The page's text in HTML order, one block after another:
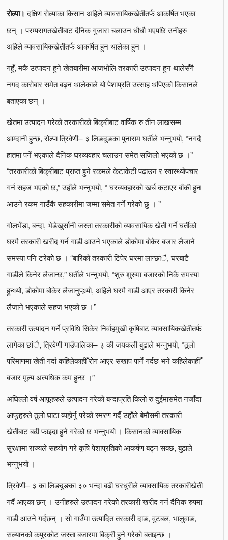
रोल्पा। दक्षिण रोल्पाका किसान अहिले व्यावसायिकखेतीतर्फ आकर्षित भएका
छन् । परम्परागतखेतीबाट दैनिक गुजारा चलाउन धौधौ भएपछि उनीहरु
अहिले व्यावसायिकखेतीतर्फ आकर्षित हुन थालेका हुन ।
गहुँ, मकै उत्पादन हुने खेतबारीमा आजभोलि तरकारी उत्पादन हुन थालेसँगै
नगद कारोबार समेत बढ्न थालेकाले यो पेशाप्रति उत्साह थपिएको किसानले
बताएका छन् ।
खेतमा उत्पादन गरेको तरकारीको बिक्रीबाट वार्षिक रु तीन लाखसम्म
आम्दानी हुन्छ, रोल्पा त्रिवेणी– ३ लिङदुङका पुनाराम घर्तीले भन्नुभयो, “नगदै
हातमा पर्ने भएकाले दैनिक घरव्यवहार चलाउन समेत सजिलो भएको छ ।”
“तरकारीको बिक्रीबाट प्राप्त हुने रकमले केटाकेटी पढाउन र स्वास्थ्योपचार
गर्न सहज भएको छ,” उहाँले भन्नुभयो, “ घरव्यवहारको खर्च कटाएर बाँकी हुन
आउने रकम गाउँकै सहकारीमा जम्मा समेत गर्ने गरेको छु । ”
गोलभेँडा, बन्दा, भेडेखुर्सानी जस्ता तरकारीको व्यावसायिक खेती गर्ने घर्तीको
घरमै तरकारी खरीद गर्न गाडी आउने भएकाले डोकोमा बोकेर बजार लैजाने
समस्या पनि टरेको छ । “बारिको तरकारी टिपेर घरमा लान्छांै, घरबाटै
गाडीले किनेर लैजान्छ,” घर्तीले भन्नुभयो, “शुरु शुरुमा बजारको निकै समस्या
हुन्थ्यो, डोकोमा बोकेर लैजानुपथ्र्यो, अहिले घरमै गाडी आएर तरकारी किनेर
लैजाने भएकाले सहज भएको छ ।”
तरकारी उत्पादन गर्ने प्रविधि सिकेर निर्वाहमुखी कृषिबाट व्यावसायिकखेतीतर्फ
लागेका छांै, त्रिवेणी गाउँपालिका– ३ की जयकली बुढाले भन्नुभयो, “ठूलो
परिमाणमा खेती गर्दा कहिलेकाहीँ रोग आएर सखाप पार्ने गर्दछ भने कहिलेकाहीँ
बजार मूल्य अत्यधिक कम हुन्छ ।”
अघिल्लो वर्ष आफूहरुले उत्पादन गरेको बन्दाप्रति किलो रु दुईमासमेत नजाँदा
आफूहरुले ठूलो घाटा व्यहोर्नु परेको स्मरण गर्दै उहाँले बेमौसमी तरकारी
खेतीबाट बढी फाइदा हुने गरेको छ भन्नुभयो । किसानको व्यावसायिक
सुरक्षामा राज्यले सहयोग गरे कृषि पेशाप्रतिको आकर्षण बढ्न सक्छ, बुढाले
भन्नुभयो ।
त्रिवेणी– ३ का लिङदुङका ३० भन्दा बढी घरधुरीले व्यावसायिक तरकारीखेती
गर्दै आएका छन् । उनीहरुले उत्पादन गरेको तरकारी खरीद गर्न दैनिक रुपमा
गाडी आउने गर्दछन् । सो गाउँमा उत्पादित तरकारी दाङ, वुटबल, भालुवाङ,
सल्यानको कपुरकोट जस्ता बजारमा बिक्री हुने गरेको बताइन्छ ।